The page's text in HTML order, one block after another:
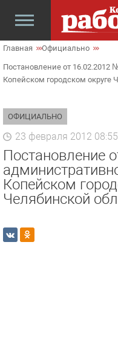
Главная Официально
Постановление от
Копейском городском округе
ОФИЦИАЛЬНО
23 февраля 2012 08:55
Постановление
Копейском
Челябинской